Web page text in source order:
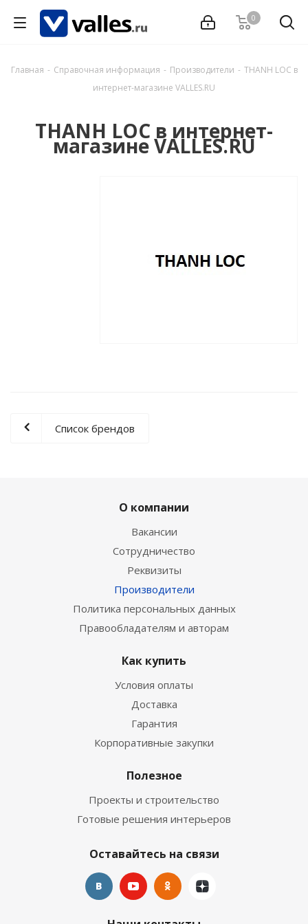
0
Главная - Справочная информация - Производители - THANH LOC в
интернет-магазине VALLES.RU
THANH LOC в интернет-
магазине VALLES.RU
Список брендов
О компании
Вакансии
Сотрудничество
Реквизиты
Производители
Политика персональных данных
Правообладателям и авторам
Как купить
Условия оплаты
Доставка
Гарантия
Корпоративные закупки
Полезное
Проекты и строительство
Готовые решения интерьеров
Оставайтесь на связи